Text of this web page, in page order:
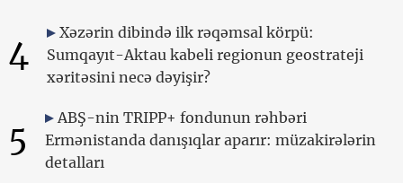
4
Xəzərin dibində ilk rəqəmsal körpü:
Sumqayıt-Aktau kabeli regionun geostrateji
xəritəsini necə dəyişir?
5
ABŞ-nin TRIPP+ fondunun rəhbəri
Ermənistanda danışıqlar aparır: müzakirələrin
detalları